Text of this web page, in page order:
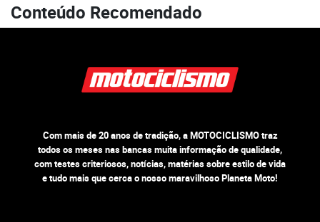
Conteúdo Recomendado
Com mais de 20 anos de tradição, a MOTOCICLISMO traz
todos os meses nas bancas muita informação de qualidade,
com testes criteriosos, notícias, matérias sobre estilo de vida
e tudo mais que cerca o nosso maravilhoso Planeta Moto!